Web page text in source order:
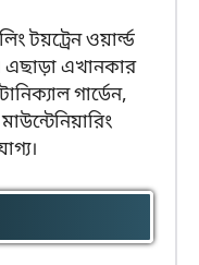
টয়ট্রেন ওয়ার্ল্ড
এছাড়া এখানকার
গার্ডেন,